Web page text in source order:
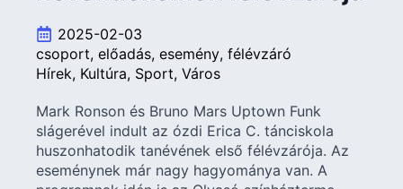
2025-02-03
csoport előadás esemény félévzáró
Hírek Kultúra Sport Város
Mark Ronson és Bruno Mars Uptown Funk
slágerével indult az ózdi Erica C. tánciskola
huszonhatodik tanévének első félévzárója. Az
eseménynek már nagy hagyománya van. A